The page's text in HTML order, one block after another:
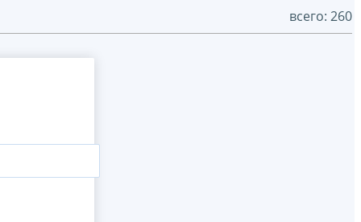
всего: 260